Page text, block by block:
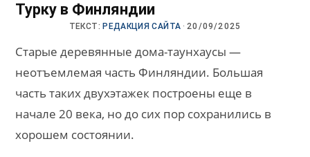
Турку в Финляндии
ТЕКСТ: РЕДАКЦИЯ САЙТА ·20/09/2025
Старые деревянные дома-таунхаусы —
неотъемлемая часть Финляндии. Большая
часть таких двухэтажек построены еще в
начале 20 века, но до сих пор сохранились в
хорошем состоянии.